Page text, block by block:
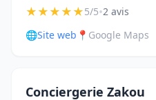
★★★★★5/5•2 avis
🌐Site web 📍 Google Maps
Conciergerie Zakou